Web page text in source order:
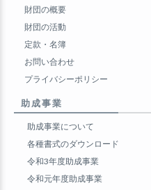
財団の概要
財団の活動
定款・名簿
お問い合わせ
プライバシーポリシー
助成事業
助成事業について
各種書式のダウンロード
令和3年度助成事業
令和元年度助成事業